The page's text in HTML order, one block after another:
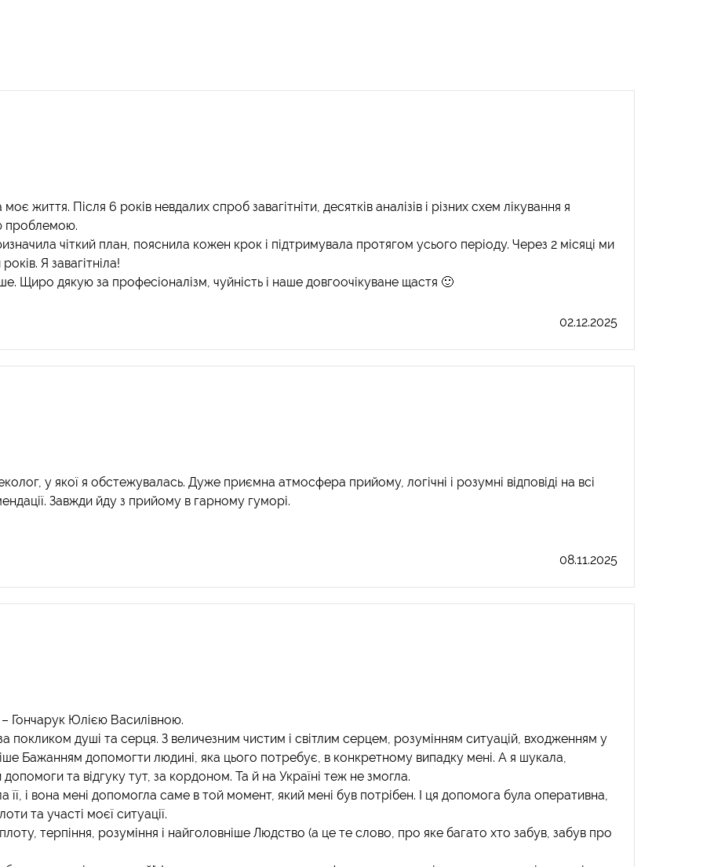
життя. Після 6 років невдалих спроб завагітніти, десятків аналізів і різних схем лікування я
проблемою.
чіткий план, пояснила кожен крок і підтримувала протягом усього періоду. Через 2 місяці ми
Я завагітніла!
Щиро дякую за професіоналізм, чуйність і наше довгоочікуване щастя 🙂
02.12.2025
у якої я обстежувалась. Дуже приємна атмосфера прийому, логічні і розумні відповіді на всі
Завжди йду з прийому в гарному гуморі.
08.11.2025
Гончарук Юлією Василівною.
покликом душі та серця. З величезним чистим і світлим серцем, розумінням ситуацій, входженням у
Бажанням допомогти людині, яка цього потребує, в конкретному випадку мені. А я шукала,
допомоги та відгуку тут, за кордоном. Та й на Україні теж не змогла.
її, і вона мені допомогла саме в той момент, який мені був потрібен. І ця допомога була оперативна,
та участі моєї ситуації.
терпіння, розуміння і найголовніше Людство (а це те слово, про яке багато хто забув, забув про